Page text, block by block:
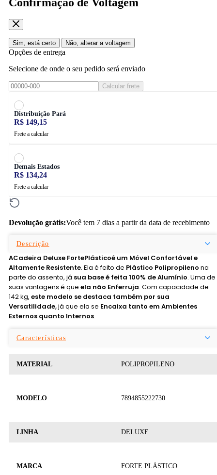
Sim, está certo Não, alterar a voltagem
Opções de entrega
Selecione de onde o seu pedido será enviado
Calcular frete
Distribuição Pará
R$ 149,15
Frete a calcular
Demais Estados
R$ 134,24
Frete a calcular
Devolução grátis:Você tem 7 dias a partir da data de recebimento
Descrição
ACadeira Deluxe FortePlásticoé um Móvel Confortável e
Altamente Resistente. Ela é feito de Plástico Polipropileno na
parte do assento, já sua base é feita 100% de Alumínio. Uma de
suas vantagens é que ela não Enferruja. Com capacidade de
142 kg, este modelo se destaca também por sua
Versatilidade,já que ela se Encaixa tanto em Ambientes
Externos quanto Internos.
Características
MATERIAL POLIPROPILENO
MODELO 7894855222730
LINHA DELUXE
MARCA FORTE PLÁSTICO